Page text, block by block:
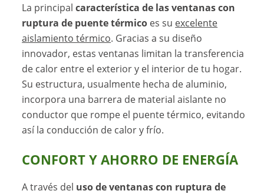
La principalcaracterística de las ventanas con
ruptura de puente térmico es su excelente
aislamiento térmico. Gracias a su diseño
innovador, estas ventanas limitan la transferencia
de calor entre el exterior y el interior de tu hogar.
Su estructura, usualmente hecha de aluminio,
incorpora una barrera de material aislante no
conductor que rompe el puente térmico, evitando
así la conducción de calor y frío.
CONFORT Y AHORRO DE ENERGÍA
A través del uso de ventanas con ruptura de